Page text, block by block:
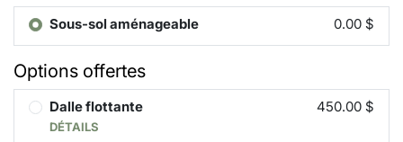
Sous-sol aménageable 0.00 $
Options offertes
Dalle flottante
DÉTAILS
450.00 $